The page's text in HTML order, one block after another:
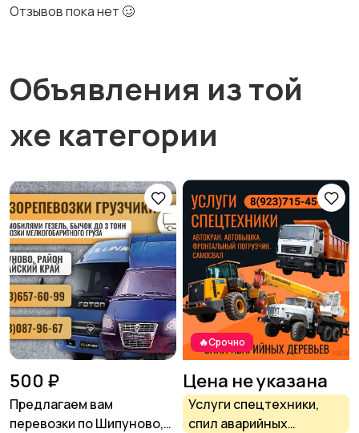
Отзывов пока нет 🥴
Объявления из той
же категории
500 ₽
Предлагаем вам
перевозки по Шипуново,
🔥Срочно
Цена не указана
Услуги спецтехники,
спил аварийных